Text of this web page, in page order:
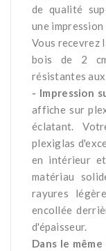
de qualité
une
Vous recevrez
bois de 2
résistantes
- Impression
affiche sur
éclatant.
plexiglas
en intérieur
matériau
rayures
encollée
d'épaisseur.
Dans le